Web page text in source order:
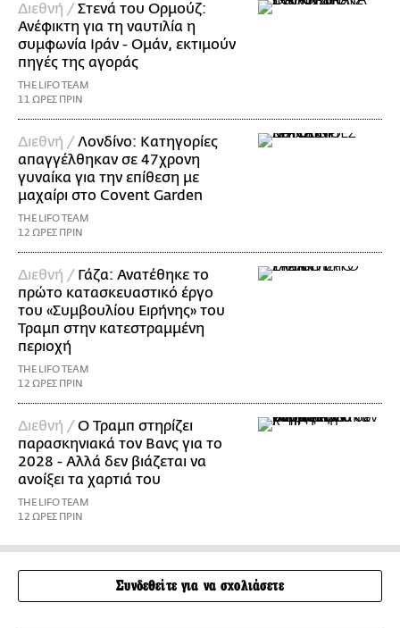
Διεθνή /Στενά του Ορμούζ:
Ανέφικτη για τη ναυτιλία η
συμφωνία Ιράν - Ομάν, εκτιμούν
πηγές της αγοράς
THE LIFO TEAM
11 ΩΡΕΣ ΠΡΙΝ
Διεθνή /Λονδίνο: Κατηγορίες
απαγγέλθηκαν σε 47χρονη
γυναίκα για την επίθεση με
μαχαίρι στο Covent Garden
THE LIFO TEAM
12 ΩΡΕΣ ΠΡΙΝ
Διεθνή / Γάζα: Ανατέθηκε το
πρώτο κατασκευαστικό έργο
του «Συμβουλίου Ειρήνης» του
Τραμπ στην κατεστραμμένη
περιοχή
THE LIFO TEAM
12 ΩΡΕΣ ΠΡΙΝ
Διεθνή /Ο Τραμπ στηρίζει
παρασκηνιακά τον Βανς για το
2028 - Αλλά δεν βιάζεται να
ανοίξει τα χαρτιά του
THE LIFO TEAM
12 ΩΡΕΣ ΠΡΙΝ
Συνδεθείτε για να σχολιάσετε